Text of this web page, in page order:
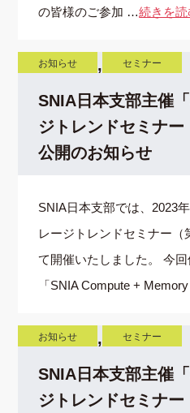
の皆様のご参加 …続きを読
お知らせ , セミナー
SNIA日本支部主催
ジトレンドセミナ
公開のお知らせ
SNIA日本支部では、2023
レージトレンドセミナー（
て開催いたしました。 今回
「SNIA Compute +
お知らせ , セミナー
SNIA日本支部主催
ジトレンドセミナ